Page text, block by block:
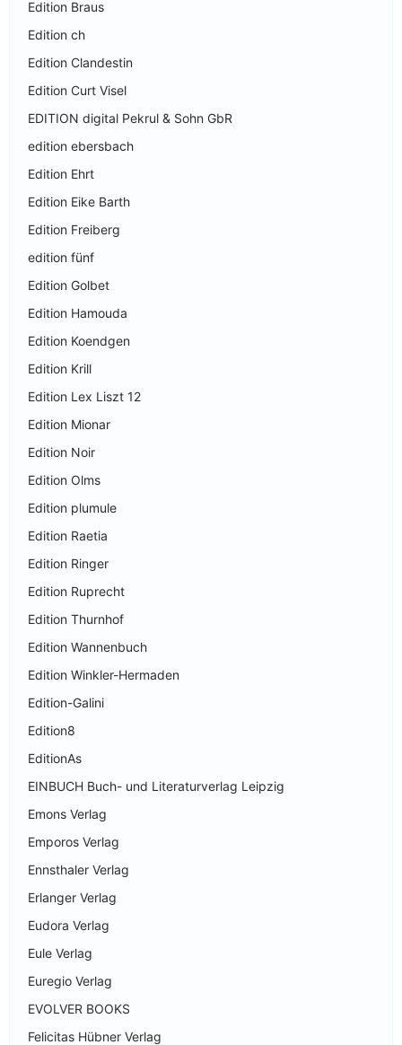
Edition Braus
Edition ch
Edition Clandestin
Edition Curt Visel
EDITION digital Pekrul & Sohn GbR
edition ebersbach
Edition Ehrt
Edition Eike Barth
Edition Freiberg
edition fünf
Edition Golbet
Edition Hamouda
Edition Koendgen
Edition Krill
Edition Lex Liszt 12
Edition Mionar
Edition Noir
Edition Olms
Edition plumule
Edition Raetia
Edition Ringer
Edition Ruprecht
Edition Thurnhof
Edition Wannenbuch
Edition Winkler-Hermaden
Edition-Galini
Edition8
EditionAs
EINBUCH Buch- und Literaturverlag Leipzig
Emons Verlag
Emporos Verlag
Ennsthaler Verlag
Erlanger Verlag
Eudora Verlag
Eule Verlag
Euregio Verlag
EVOLVER BOOKS
Felicitas Hübner Verlag